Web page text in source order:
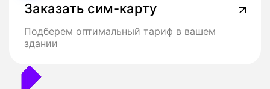
Заказать сим-карту
Подберем оптимальный тариф в вашем
здании